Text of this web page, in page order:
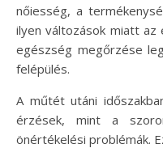
nőiesség, a
ilyen változások miatt az
egészség megőrzése
felépülés.
A műtét utáni
érzések, mint a
önértékelési problémák.